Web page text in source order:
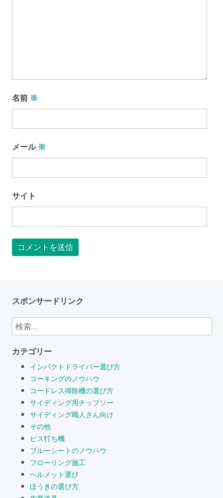
名前 ※
メール ※
サイト
スポンサードリンク
検
索:
カテゴリー
インパクトドライバー選び方
コーキングのノウハウ
コードレス掃除機の選び方
サイディング用チップソー
サイディング職人さん向け
その他
ビス打ち機
ブルーシートのノウハウ
フローリング施工
ヘルメット選び
ほうきの選び方